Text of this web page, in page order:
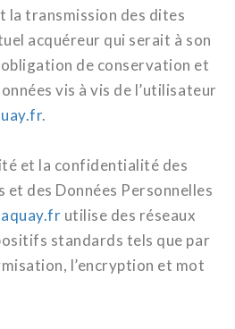
transmission des dites
acquéreur qui serait à son
de conservation et
vis à vis de l’utilisateur
.
et la confidentialité des
et des Données Personnelles
utilise des réseaux
standards tels que par
l’encryption et mot